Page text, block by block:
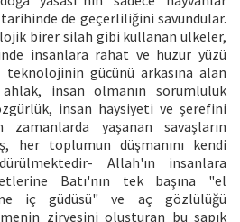
de geçerliliğini savundular.
birer silah gibi kullanan ülkeler,
insanlara rahat ve huzur yüzü
gücünü arkasına alan
insan olmanın sorumluluk
insan haysiyeti ve şerefini
yaşanan savaşların
her toplumun düşmanını kendi
Allah'ın insanlara
Batı'nın tek başına "el
iç güdüsü" ve aç gözlülüğü
zirvesini oluşturan bu sapık